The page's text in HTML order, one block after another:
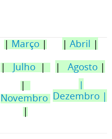
|Março| | Abril |
|Julho| | Agosto|
|
Novembro
|
|
Dezembro |